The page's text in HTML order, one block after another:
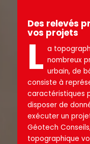
Des relevés
vos projets
L a
nombreux
urbain, de
consiste à
caractéristiques
disposer de
exécuter un
Géotech
topographique